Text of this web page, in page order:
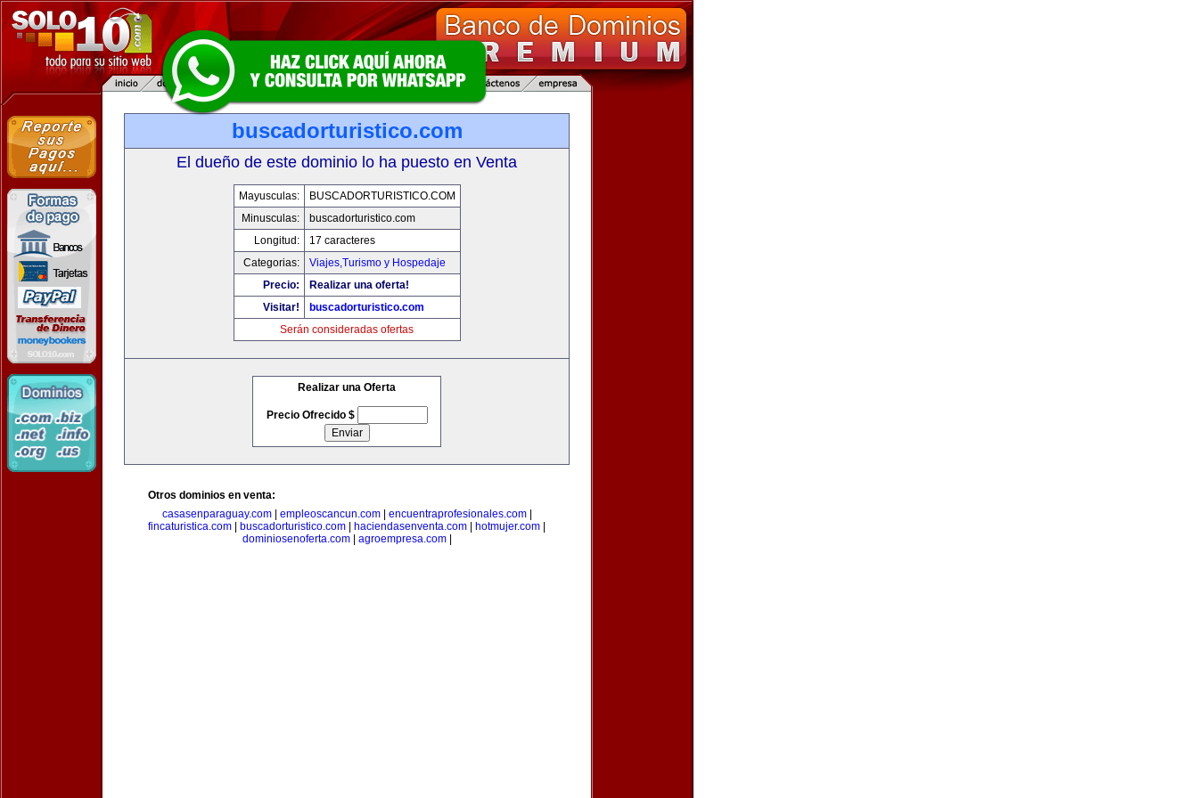
buscadorturistico.com
El dueño de este dominio lo ha puesto en Venta
Mayusculas:
BUSCADORTURISTICO.COM
Minusculas:
buscadorturistico.com
Longitud:
17 caracteres
Categorias:
Viajes,Turismo y Hospedaje
Precio:
Realizar una oferta!
Visitar!
buscadorturistico.com
Serán consideradas ofertas
Realizar una Oferta
Precio Ofrecido $
Otros dominios en venta:
casasenparaguay.com| empleoscancun.com| encuentraprofesionales.com|
fincaturistica.com
buscadorturistico.com haciendasenventa.com hotmujer.com
dominiosenoferta.com| agroempresa.com|